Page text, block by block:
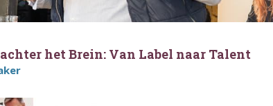
het Brein: Van Label naar Talent